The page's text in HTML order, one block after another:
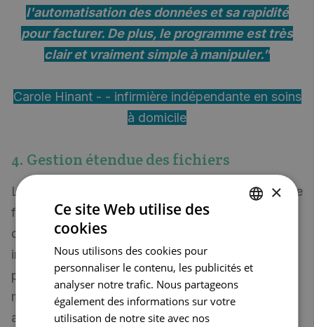
l'automatisation des données et sa rapidité
pour facturer. De plus, le programme est très
clair et vraiment simple à manipuler.”
Carole Hinant - - infirmière indépendante en soins
à domicile
4. Gestion étendue des fichiers
Le dossier infirmier et ses exigences en matière de
formulaire ont considérablement évolué ces
dernières années. Le prestataire de soins
infirmiers CareConnect donne un rôle
prépondérant au dossier infirmier, travaille de
manière solidaire dans la mesure du possible et
applique toutes les exigences de qualité pour
×
Ce site Web utilise des
cookies
Nous utilisons des cookies pour
personnaliser le contenu, les publicités et
analyser notre trafic. Nous partageons
également des informations sur votre
utilisation de notre site avec nos